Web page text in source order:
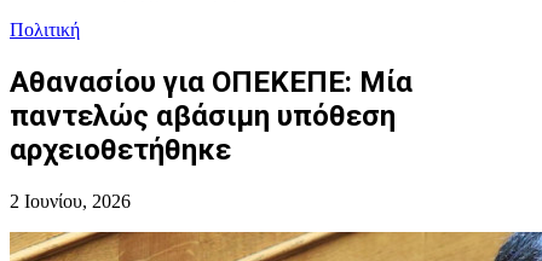
Πολιτική
Αθανασίου για ΟΠΕΚΕΠΕ: Μία
παντελώς αβάσιμη υπόθεση
αρχειοθετήθηκε
2 Ιουνίου, 2026